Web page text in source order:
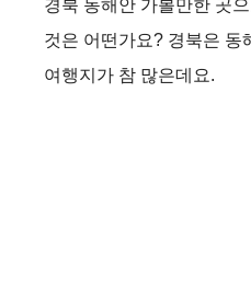
경북 동해안 가볼만한 곳
것은 어떤가요? 경북은 동
여행지가 참 많은데요.